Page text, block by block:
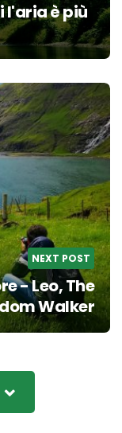
l'aria è più
NEXT POST
- Leo, The
Walker